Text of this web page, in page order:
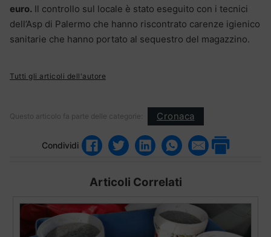
euro. Il controllo sul locale è stato eseguito con i tecnici
dell’Asp di Palermo che hanno riscontrato carenze igienico
sanitarie che hanno portato al sequestro del magazzino.
Tutti gli articoli dell'autore
Questo articolo fa parte delle categorie: Cronaca
Condividi
Articoli Correlati